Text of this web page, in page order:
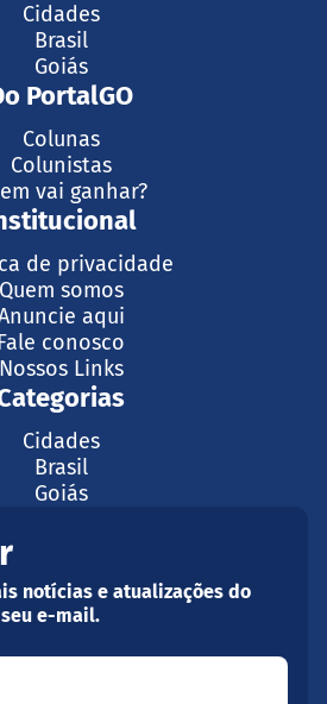
Cidades
Brasil
Goiás
PortalGO
Colunas
Colunistas
vai ganhar?
de privacidade
Quem somos
aqui
conosco
Nossos Links
Cidades
Brasil
Goiás
notícias e atualizações do
e-mail.